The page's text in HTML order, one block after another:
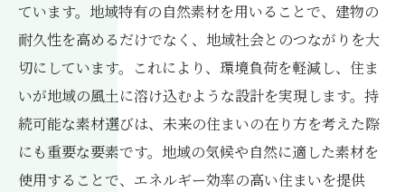
ています。地域特有の自然素材を用いることで、建物の
耐久性を高めるだけでなく、地域社会とのつながりを大
切にしています。これにより、環境負荷を軽減し、住ま
いが地域の風土に溶け込むような設計を実現します。持
続可能な素材選びは、未来の住まいの在り方を考えた際
にも重要な要素です。地域の気候や自然に適した素材を
使用することで、エネルギー効率の高い住まいを提供